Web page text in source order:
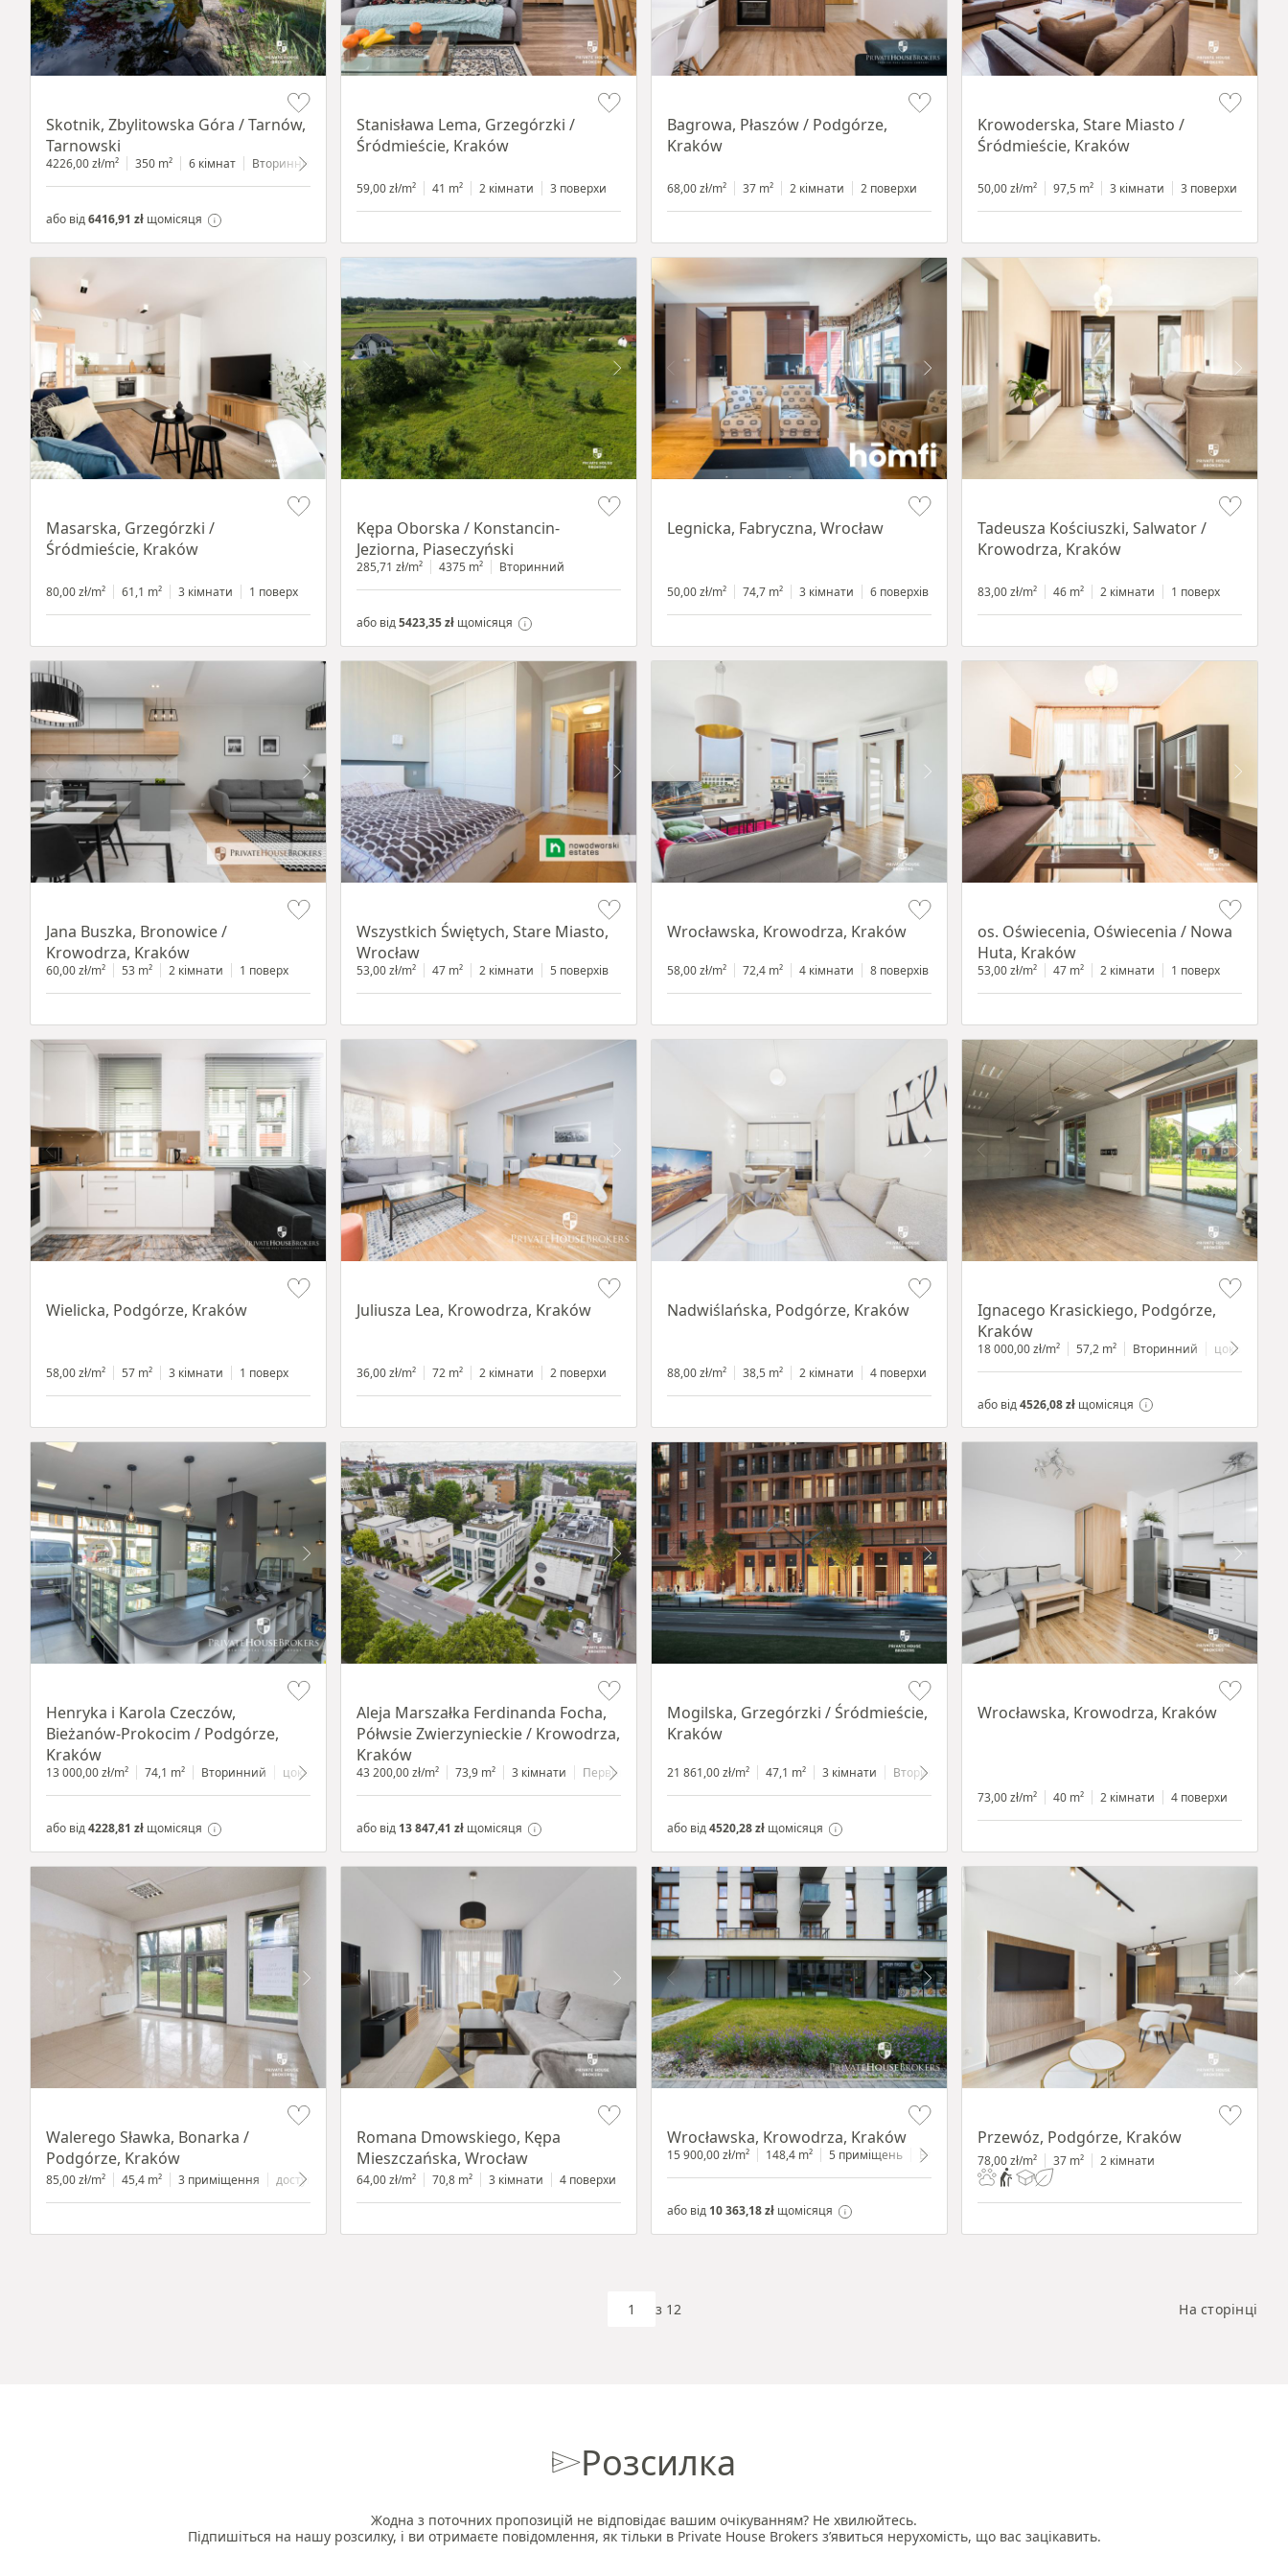
Skotnik, Zbylitowska Góra / Tarnów,
Tarnowski
4226,00 zł/m² 350 m² 6 кімнат Вторинний
або від6416,91 zł щомісяця
Stanisława Lema, Grzegórzki /
Śródmieście, Kraków
59,00 zł/m² 41 m² 2 кімнати 3 поверхи
Bagrowa, Płaszów / Podgórze,
Kraków
68,00 zł/m² 37 m² 2 кімнати 2 поверхи
Krowoderska, Stare Miasto /
Śródmieście, Kraków
50,00 zł/m² 97,5 m² 3 кімнати 3 поверхи
Masarska, Grzegórzki /
Śródmieście, Kraków
80,00 zł/m² 61,1 m² 3 кімнати 1 поверх
Kępa Oborska / Konstancin-
Jeziorna, Piaseczyński
285,71 zł/m² 4375 m² Вторинний
або від5423,35 zł щомісяця
Legnicka, Fabryczna, Wrocław
50,00 zł/m² 74,7 m² 3 кімнати 6 поверхів
Tadeusza Kościuszki, Salwator /
Krowodrza, Kraków
83,00 zł/m² 46 m² 2 кімнати 1 поверх
Jana Buszka, Bronowice /
Krowodrza, Kraków
60,00 zł/m² 53 m² 2 кімнати 1 поверх
Wszystkich Świętych, Stare Miasto,
Wrocław
53,00 zł/m² 47 m² 2 кімнати 5 поверхів
Wrocławska, Krowodrza, Kraków
58,00 zł/m² 72,4 m² 4 кімнати 8 поверхів
os. Oświecenia, Oświecenia / Nowa
Huta, Kraków
53,00 zł/m² 47 m² 2 кімнати 1 поверх
Wielicka, Podgórze, Kraków
58,00 zł/m² 57 m² 3 кімнати 1 поверх
Juliusza Lea, Krowodrza, Kraków
36,00 zł/m² 72 m² 2 кімнати 2 поверхи
Nadwiślańska, Podgórze, Kraków
88,00 zł/m² 38,5 m² 2 кімнати 4 поверхи
Ignacego Krasickiego, Podgórze,
Kraków
18 000,00 zł/m² 57,2 m² Вторинний цокольний
або від4526,08 zł щомісяця
Henryka i Karola Czeczów,
Bieżanów-Prokocim / Podgórze,
Kraków
13 000,00 zł/m² 74,1 m² Вторинний цокольний поверхз вітриною
або від4228,81 zł щомісяця
Aleja Marszałka Ferdinanda Focha,
Półwsie Zwierzynieckie / Krowodrza,
Kraków
43 200,00 zł/m² 73,9 m² 3 кімнати Первинний 1 поверх
або від 13 847,41 zł щомісяця
Mogilska, Grzegórzki / Śródmieście,
Kraków
21 861,00 zł/m² 47,1 m² 3 кімнати Вторинний
або від4520,28 zł щомісяця
Wrocławska, Krowodrza, Kraków
73,00 zł/m² 40 m² 2 кімнати 4 поверхи
Walerego Sławka, Bonarka /
Podgórze, Kraków
85,00 zł/m² 45,4 m² 3 приміщення доступно з 1.07.2024 цокольний поверхз вітриною
Romana Dmowskiego, Kępa
Mieszczańska, Wrocław
64,00 zł/m² 70,8 m² 3 кімнати 4 поверхи
Wrocławska, Krowodrza, Kraków
15 900,00 zł/m² 148,4 m² 5 приміщень Вторинний цокольний поверх з вітриною
або від 10 363,18 zł щомісяця
Przewóz, Podgórze, Kraków
78,00 zł/m² 37 m² 2 кімнати
з 12 На сторінці
Розсилка
Жодна з поточних пропозицій не відповідає вашим очікуванням? Не хвилюйтесь.
Підпишіться на нашу розсилку, і ви отримаєте повідомлення, як тільки в Private House Brokers з’явиться нерухомість, що вас зацікавить.